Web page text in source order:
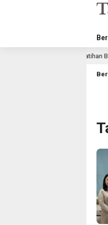
Pelatihan Berbasis Budaya